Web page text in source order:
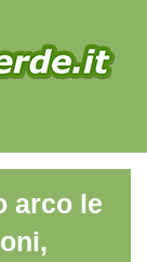
arco le